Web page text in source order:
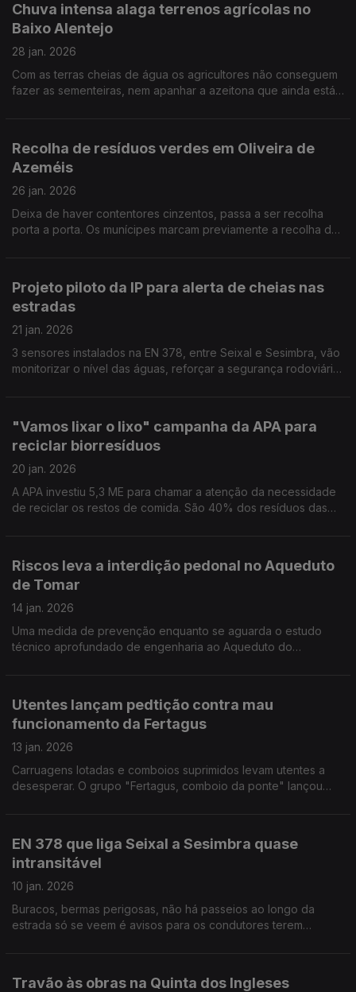
Chuva intensa alaga terrenos agrícolas no
Baixo Alentejo
28 jan. 2026
Com as terras cheias de água os agricultores não conseguem
fazer as sementeiras, nem apanhar a azeitona que ainda está
Recolha de resíduos verdes em Oliveira de
Azeméis
26 jan. 2026
Deixa de haver contentores cinzentos, passa a ser recolha
porta a porta. Os munícipes marcam previamente a recolha de
Projeto piloto da IP para alerta de cheias nas
estradas
21 jan. 2026
3 sensores instalados na EN 378, entre Seixal e Sesimbra, vão
monitorizar o nível das águas, reforçar a segurança rodoviária
"Vamos lixar o lixo" campanha da APA para
reciclar biorresíduos
20 jan. 2026
A APA investiu 5,3 ME para chamar a atenção da necessidade
de reciclar os restos de comida. São 40% dos resíduos das
Riscos leva a interdição pedonal no Aqueduto
de Tomar
14 jan. 2026
Uma medida de prevenção enquanto se aguarda o estudo
técnico aprofundado de engenharia ao Aqueduto do
Utentes lançam pedtição contra mau
funcionamento da Fertagus
13 jan. 2026
Carruagens lotadas e comboios suprimidos levam utentes a
desesperar. O grupo "Fertagus, comboio da ponte" lançou
EN 378 que liga Seixal a Sesimbra quase
intransitável
10 jan. 2026
Buracos, bermas perigosas, não há passeios ao longo da
estrada só se veem é avisos para os condutores terem
Travão às obras na Quinta dos Ingleses